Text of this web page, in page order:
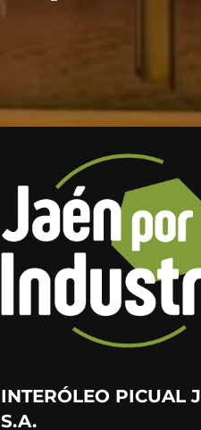
INTERÓLEO PICUAL
S.A.